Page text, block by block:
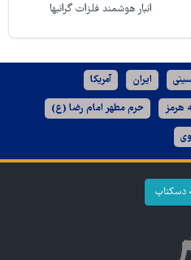
انبار هوشمند فلزات گرانبها
ایران آمریکا
هرمز حرم مطهر امام رضا (ع)
دسکتاپ